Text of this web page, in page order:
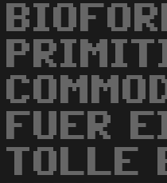
FUER
TOLLE